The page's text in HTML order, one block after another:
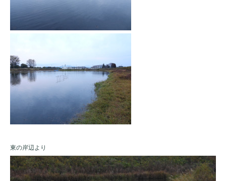
東の岸辺より